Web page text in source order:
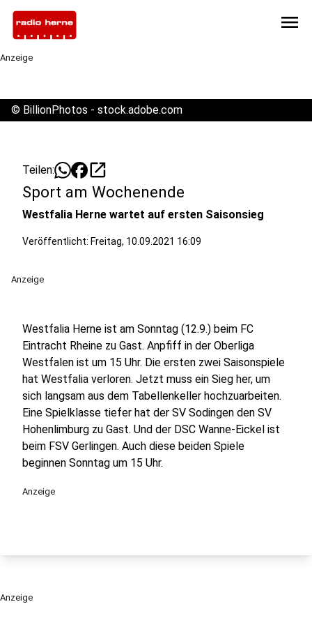
menu
Anzeige
© BillionPhotos - stock.adobe.com
Teilen: open_in_new
Sport am Wochenende
Westfalia Herne wartet auf ersten Saisonsieg
Veröffentlicht: Freitag, 10.09.2021 16:09
Anzeige
Westfalia Herne ist am Sonntag (12.9.) beim FC
Eintracht Rheine zu Gast. Anpfiff in der Oberliga
Westfalen ist um 15 Uhr. Die ersten zwei Saisonspiele
hat Westfalia verloren. Jetzt muss ein Sieg her, um
sich langsam aus dem Tabellenkeller hochzuarbeiten.
Eine Spielklasse tiefer hat der SV Sodingen den SV
Hohenlimburg zu Gast. Und der DSC Wanne-Eickel ist
beim FSV Gerlingen. Auch diese beiden Spiele
beginnen Sonntag um 15 Uhr.
Anzeige
Anzeige